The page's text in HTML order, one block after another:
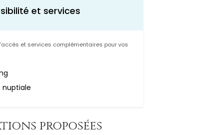
et services
et services complémentaires pour vos
nuptiale
proposées